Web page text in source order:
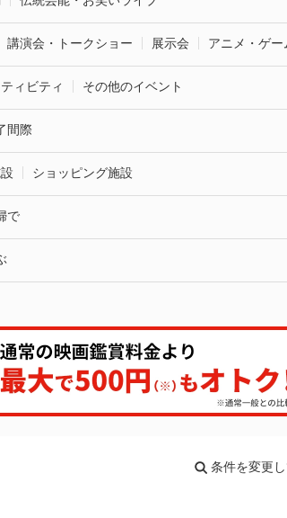
講演会・トークショー 展示会 アニメ・ゲー
ィビティ その他のイベント
間際
ショッピング施設
で
条件を変更